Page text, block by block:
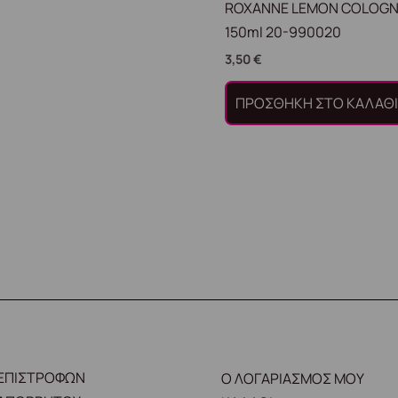
ROXANNE LEMON
150ml 20-990020
3,50€
ΠΡΟΣΘΉΚΗ ΣΤΟ ΚΑΛΆΘΙ
Ο ΛΟΓΑΡΙΑΣΜΟΣ ΜΟΥ